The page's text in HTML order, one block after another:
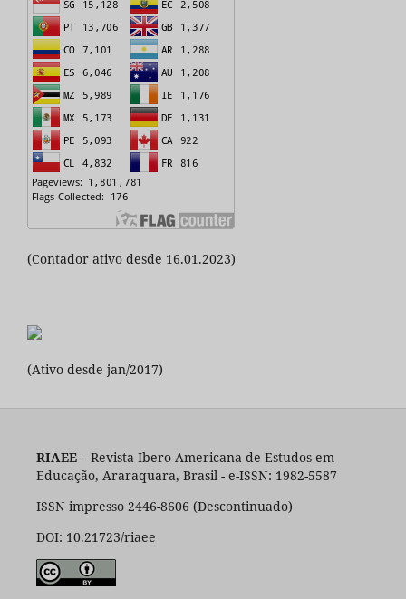
(Contador ativo desde 16.01.2023)
(Ativo desde jan/2017)
RIAEE– Revista Ibero-Americana de Estudos em
Educação, Araraquara, Brasil - e-ISSN: 1982-5587
ISSN impresso 2446-8606 (Descontinuado)
DOI: 10.21723/riaee